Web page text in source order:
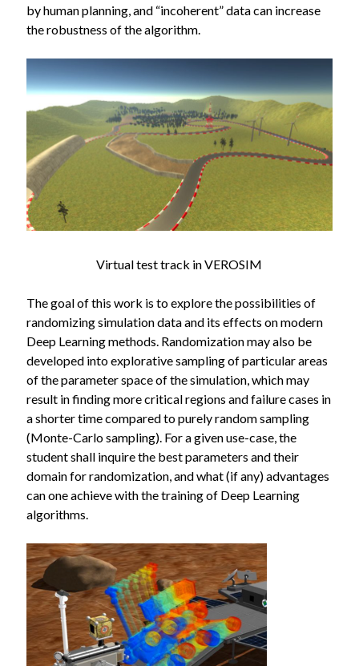
by human planning, and “incoherent” data can increase
the robustness of the algorithm.
Virtual test track in VEROSIM
The goal of this work is to explore the possibilities of
randomizing simulation data and its effects on modern
Deep Learning methods. Randomization may also be
developed into explorative sampling of particular areas
of the parameter space of the simulation, which may
result in finding more critical regions and failure cases in
a shorter time compared to purely random sampling
(Monte-Carlo sampling). For a given use-case, the
student shall inquire the best parameters and their
domain for randomization, and what (if any) advantages
can one achieve with the training of Deep Learning
algorithms.